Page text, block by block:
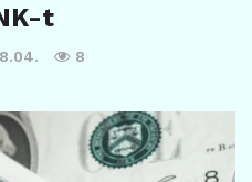
t
8